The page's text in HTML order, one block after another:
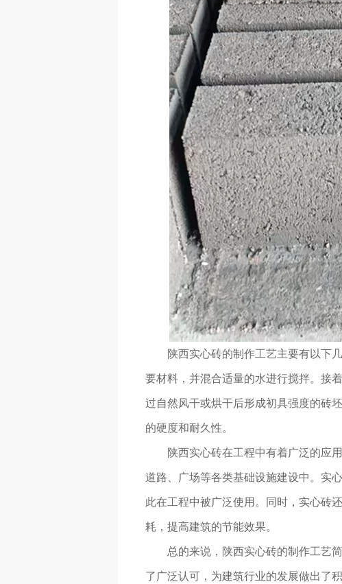
陕西实心砖的制作工艺主要有以下
要材料，并混合适量的水进行搅拌。接
过自然风干或烘干后形成初具强度的砖
的硬度和耐久性。
陕西实心砖在工程中有着广泛的应
道路、广场等各类基础设施建设中。实
此在工程中被广泛使用。同时，实心砖
耗，提高建筑的节能效果。
总的来说，陕西实心砖的制作工艺
了广泛认可，为建筑行业的发展做出了